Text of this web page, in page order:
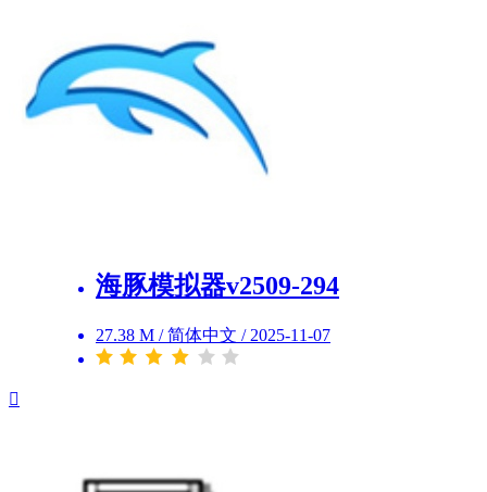
海豚模拟器v2509-294
27.38 M / 简体中文 / 2025-11-07